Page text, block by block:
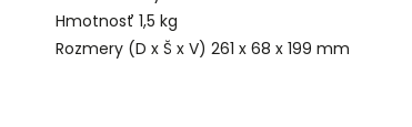
Hmotnosť 1,5 kg
Rozmery (D x Š x V) 261 x 68 x 199 mm